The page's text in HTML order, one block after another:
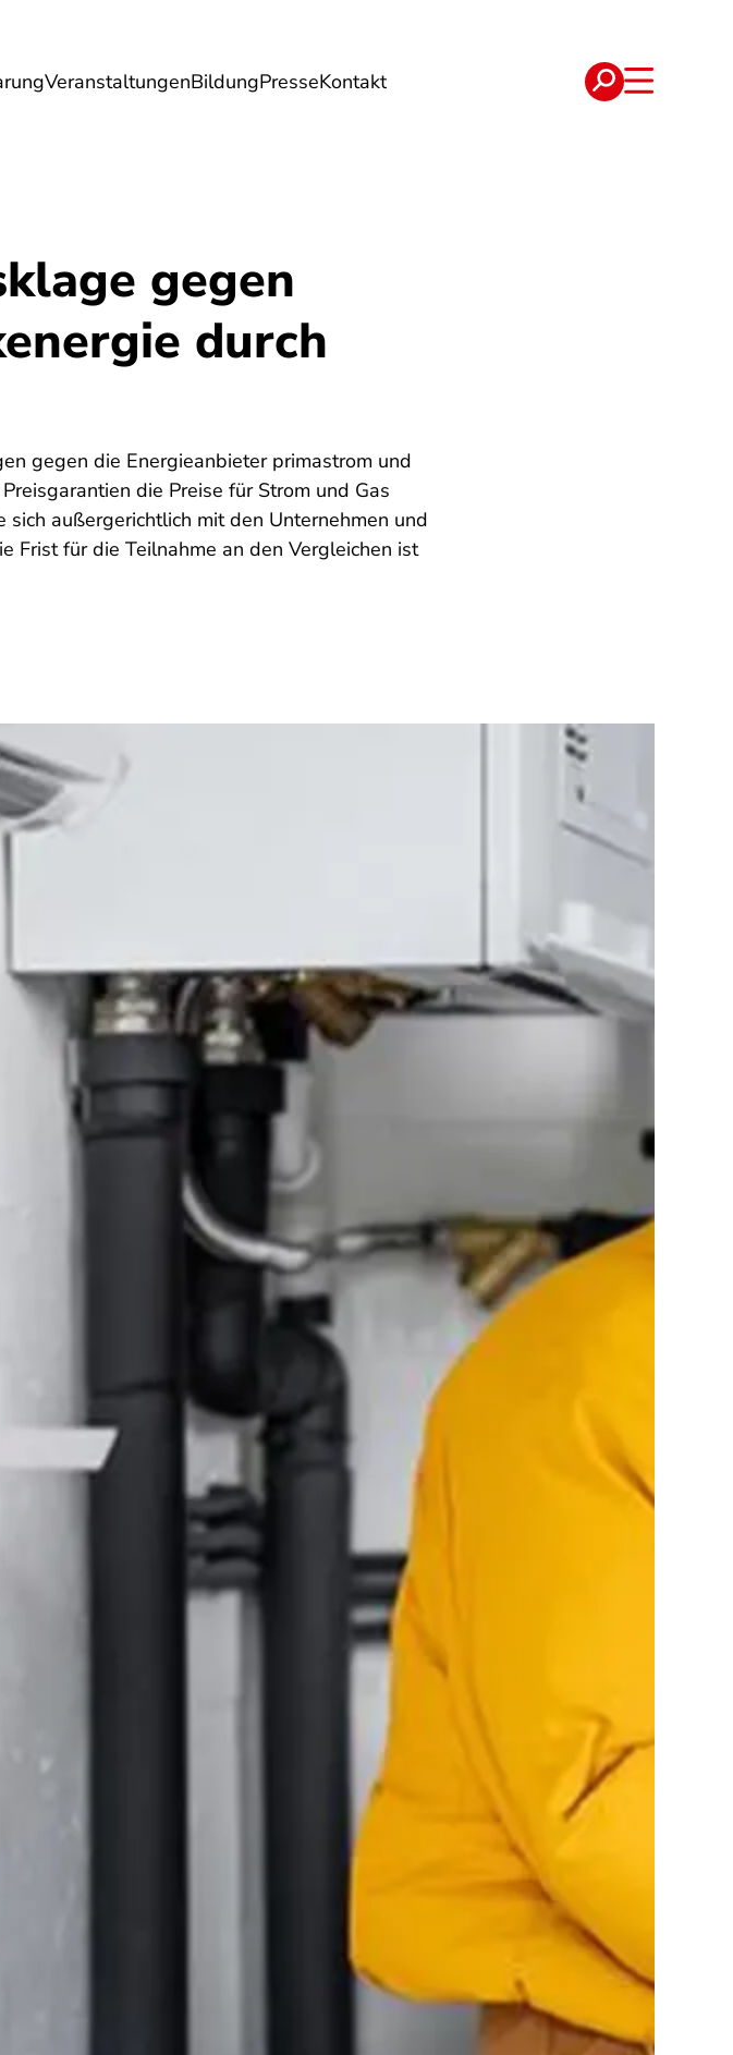
VeranstaltungenBildungPresseKontakt
Reise Umwelt Verträge
gegen
durch
gegen die Energieanbieter primastrom und
die Preise für Strom und Gas
außergerichtlich mit den Unternehmen und
Frist für die Teilnahme an den Vergleichen ist